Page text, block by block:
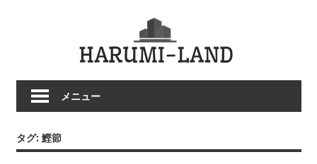
メニュー
タグ: 鰹節